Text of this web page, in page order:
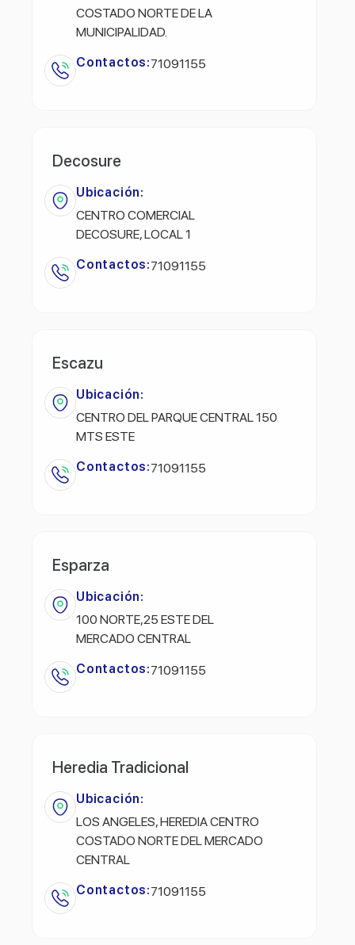
COSTADO NORTE DE LA
MUNICIPALIDAD.
Contactos:71091155
Decosure
Ubicación:
CENTRO COMERCIAL
DECOSURE, LOCAL 1
Contactos:71091155
Escazu
Ubicación:
CENTRO DEL PARQUE CENTRAL 150
MTS ESTE
Contactos:71091155
Esparza
Ubicación:
100 NORTE,25 ESTE DEL
MERCADO CENTRAL
Contactos:71091155
Heredia Tradicional
Ubicación:
LOS ANGELES, HEREDIA CENTRO
COSTADO NORTE DEL MERCADO
CENTRAL
Contactos:71091155